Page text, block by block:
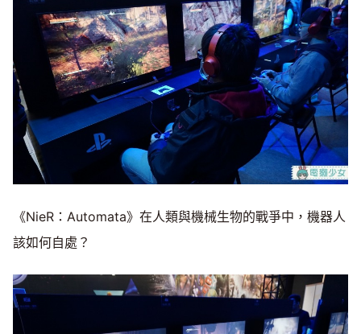
《NieR：Automata》在人類與機械生物的戰爭中，機器人
該如何自處？